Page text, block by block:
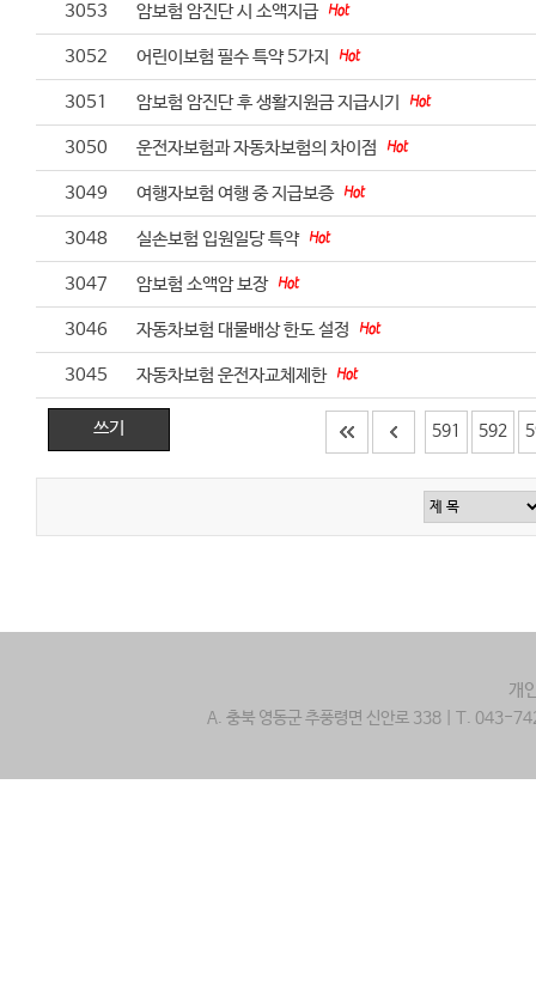
3053 암보험 암진단 시 소액지급
3052 어린이보험 필수 특약 5가지
3051 암보험 암진단 후 생활지원금 지급시기
3050 운전자보험과 자동차보험의 차이점
3049 여행자보험 여행 중 지급보증
3048 실손보험 입원일당 특약
3047 암보험 소액암 보장
3046 자동차보험 대물배상 한도 설정
3045 자동차보험 운전자교체제한
591 592
쓰기
개
A. 충북 영동군 추풍령면 신안로 338 | T.